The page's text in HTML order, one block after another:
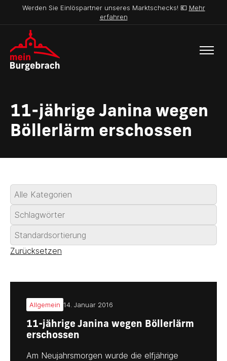
Werden Sie Einlöspartner unseres Marktschecks! 💶 Mehr
erfahren
11-jährige Janina wegen
Böllerlärm erschossen
Zurücksetzen
Allgemein 14. Januar 2016
11-jährige Janina wegen Böllerlärm
erschossen
Am Neujahrsmorgen wurde die elfjährige